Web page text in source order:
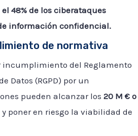
el 48% de los ciberataques
información confidencial.
de normativa
incumplimiento del Reglamento
Datos (RGPD) por un
pueden alcanzar los 20 M € o
y poner en riesgo la viabilidad de